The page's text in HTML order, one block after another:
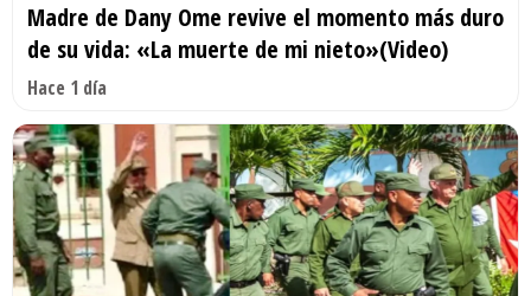
Madre de Dany Ome revive el momento más duro
de su vida: «La muerte de mi nieto»(Video)
Hace 1 día